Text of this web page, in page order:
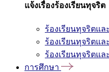
แจ้งเรื่องร้องเรียนทุจริต
ร้องเรียนทุจริตแ
ร้องเรียนทุจริตแ
ร้องเรียนทุจริตแ
การศึกษา